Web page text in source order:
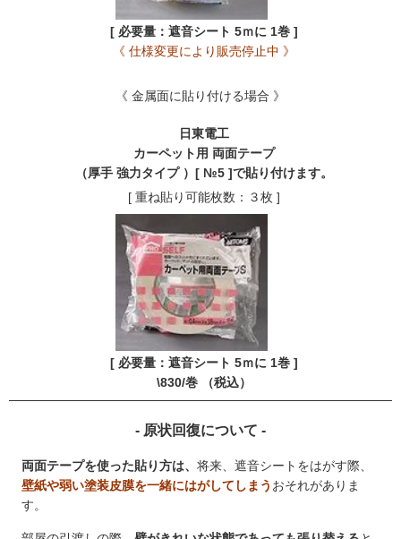
[ 必要量：遮音シート 5ｍに 1巻 ]
《 仕様変更により販売停止中 》
《 金属面に貼り付ける場合 》
日東電工
カーペット用 両面テープ
（厚手 強力タイプ ）[ №5 ]で貼り付けます。
[ 重ね貼り可能枚数：３枚 ]
[ 必要量：遮音シート 5ｍに 1巻 ]
\830/巻 （税込）
- 原状回復について -
両面テープを使った貼り方は、 将来、遮音シートをはがす際、
壁紙や弱い塗装皮膜を一緒にはがしてしまう おそれがありま
す。